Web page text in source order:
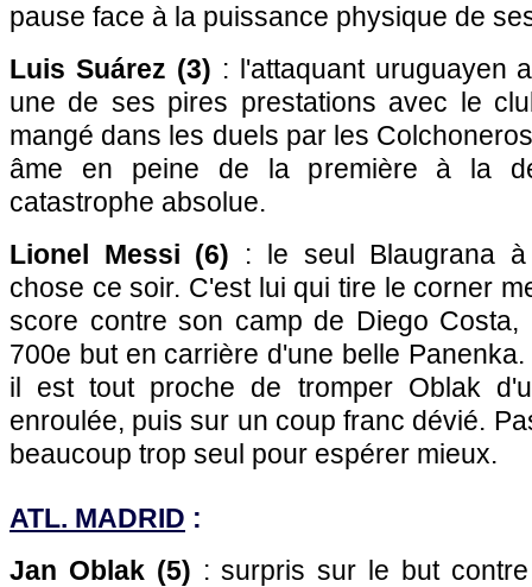
pause face à la puissance physique de
Luis Suárez (3) : l'attaquant uruguayen
une de ses pires prestations avec le
mangé dans les duels par les
âme en peine de la première à la
catastrophe absolue.
Lionel Messi (6) : le seul Blaugrana
chose ce soir. C'est lui qui tire le corner
score contre son camp de Diego
700e but en carrière d'une belle
il est tout proche de tromper Oblak
enroulée, puis sur un coup franc dévié.
beaucoup trop seul pour espérer mieux.
ATL. MADRID :
Jan Oblak (5) : surpris sur le but